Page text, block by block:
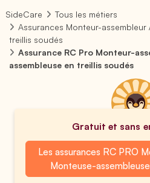
SideCare
Tous les métiers
Assurances Monteur-
treillis soudés
Assurance RC Pro Monteur-
assembleuse en treillis soudés
Gratuit et sans
Les assurances RC PRO
Monteuse-